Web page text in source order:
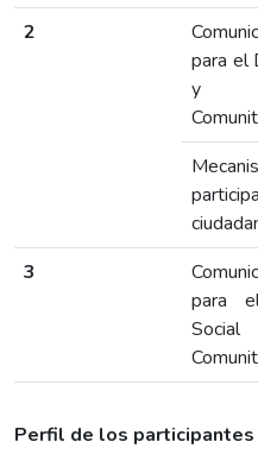
2
para el
y
3
para
Perfil de los